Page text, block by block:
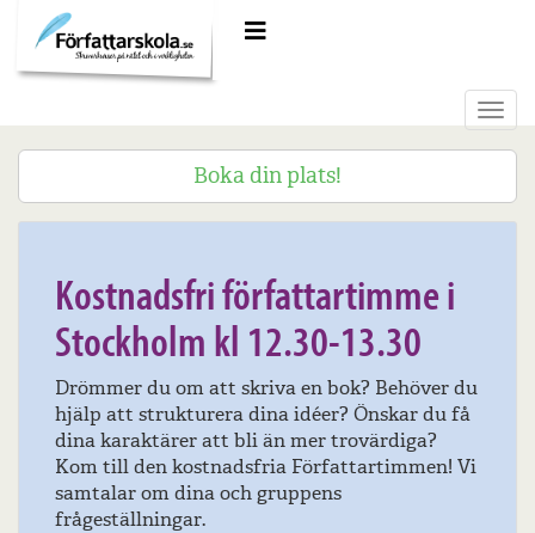
Boka din plats!
22 november 2019
Kostnadsfri författartimme i
Stockholm kl 12.30-13.30
Drömmer du om att skriva en bok? Behöver du
hjälp att strukturera dina idéer? Önskar du få
dina karaktärer att bli än mer trovärdiga?
Kom till den kostnadsfria Författartimmen! Vi
samtalar om dina och gruppens
frågeställningar.